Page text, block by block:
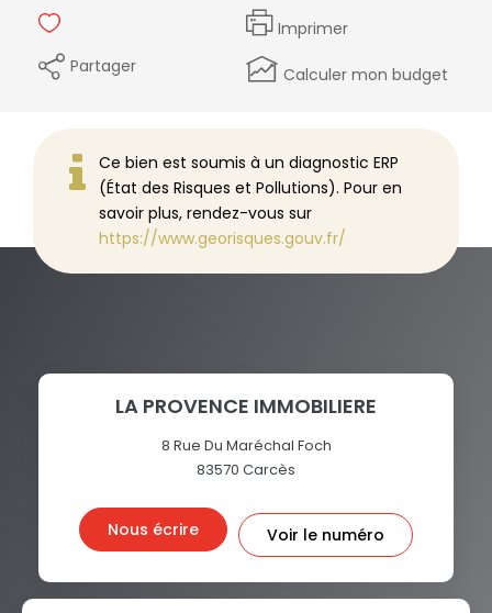
Imprimer
Partager
Calculer mon budget
Ce bien est soumis à un diagnostic ERP
(État des Risques et Pollutions). Pour en
savoir plus, rendez-vous sur
https://www.georisques.gouv.fr/
LA PROVENCE IMMOBILIERE
8 Rue Du Maréchal Foch
83570 Carcès
Nous écrire Voir le numéro